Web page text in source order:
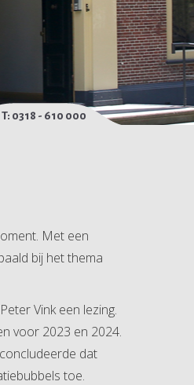
T: 0318 - 610 000
Met een
bij het thema
Vink een lezing.
voor 2023 en 2024.
dat
toe.